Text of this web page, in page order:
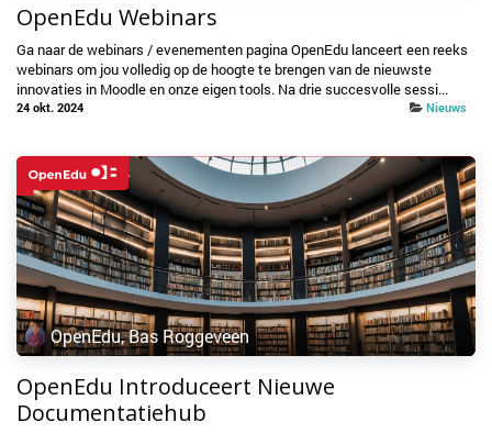
OpenEdu Webinars
Ga naar de webinars / evenementen pagina OpenEdu lanceert een reeks
webinars om jou volledig op de hoogte te brengen van de nieuwste
innovaties in Moodle en onze eigen tools. Na drie succesvolle sessi...
24 okt. 2024 Nieuws
OpenEdu, Bas Roggeveen
OpenEdu Introduceert Nieuwe
Documentatiehub